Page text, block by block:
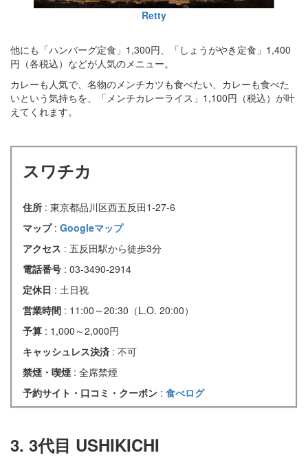
Retty
他にも「ハンバーグ定食」1,300円、「しょうがやき定食」1,400
円（各税込）などが人気のメニュー。
カレーも人気で、名物のメンチカツも食べたい、カレーも食べた
いという気持ちを、「メンチカレーライス」1,100円（税込）が叶
えてくれます。
スワチカ
住所 : 東京都品川区西五反田1-27-6
マップ : Googleマップ
アクセス : 五反田駅から徒歩3分
電話番号 : 03-3490-2914
定休日 : 土日祝
営業時間 : 11:00～20:30（L.O. 20:00）
予算 : 1,000～2,000円
キャッシュレス決済 : 不可
禁煙・喫煙 : 全席禁煙
予約サイト・口コミ・クーポン : 食べログ
3. 3代目 USHIKICHI